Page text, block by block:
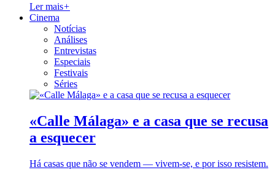
Ler mais+
Cinema
Notícias
Análises
Entrevistas
Especiais
Festivais
Séries
«Calle Málaga» e a casa que se recusa
a esquecer
Há casas que não se vendem — vivem-se, e por isso resistem.